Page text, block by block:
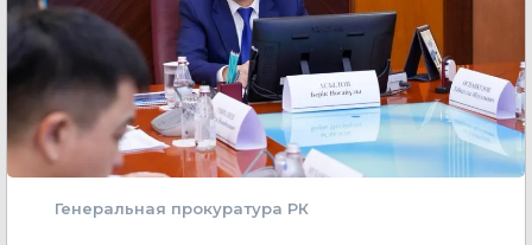
Генеральная прокуратура РК